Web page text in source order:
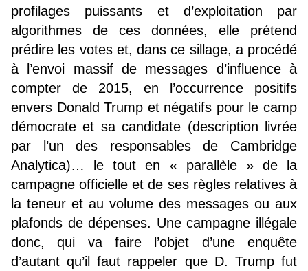
profilages puissants et d’exploitation par
algorithmes de ces données, elle prétend
prédire les votes et, dans ce sillage, a procédé
à l’envoi massif de messages d’influence à
compter de 2015, en l’occurrence positifs
envers Donald Trump et négatifs pour le camp
démocrate et sa candidate (description livrée
par l’un des responsables de Cambridge
Analytica)… le tout en « parallèle » de la
campagne officielle et de ses règles relatives à
la teneur et au volume des messages ou aux
plafonds de dépenses. Une campagne illégale
donc, qui va faire l’objet d’une enquête
d’autant qu’il faut rappeler que D. Trump fut